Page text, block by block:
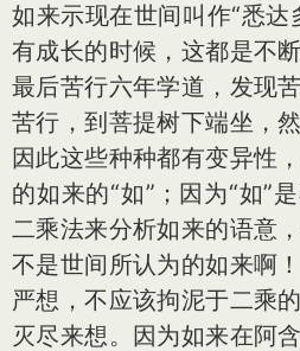
如来示现在世间叫作“悉达
有成长的时候，这都是不
最后苦行六年学道，发现
苦行，到菩提树下端坐，
因此这些种种都有变异性
的如来的“如”；因为“如”
二乘法来分析如来的语意
不是世间所认为的如来啊
严想，不应该拘泥于二乘
灭尽来想。因为如来在阿